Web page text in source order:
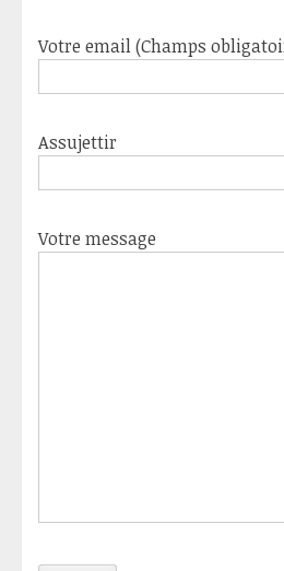
Votre email (Champs
Assujettir
Votre message